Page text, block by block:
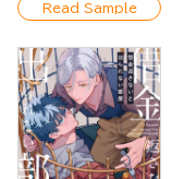
Read Sample